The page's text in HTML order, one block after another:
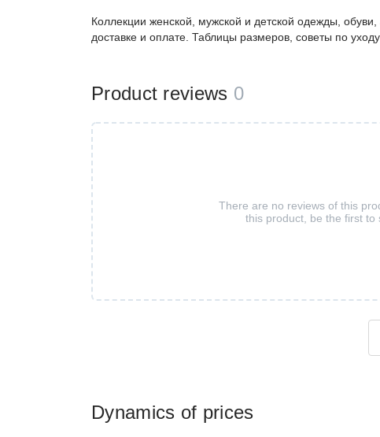
Dynamics of prices
Коллекции женской, мужской и детской одежды,
доставке и оплате. Таблицы размеров, советы по
Product reviews 0
There are no reviews of this
this product, be the first to